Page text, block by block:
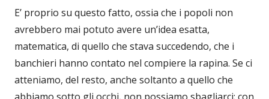
E’ proprio su questo fatto, ossia che i popoli non
avrebbero mai potuto avere un’idea esatta,
matematica, di quello che stava succedendo, che i
banchieri hanno contato nel compiere la rapina. Se ci
atteniamo, del resto, anche soltanto a quello che